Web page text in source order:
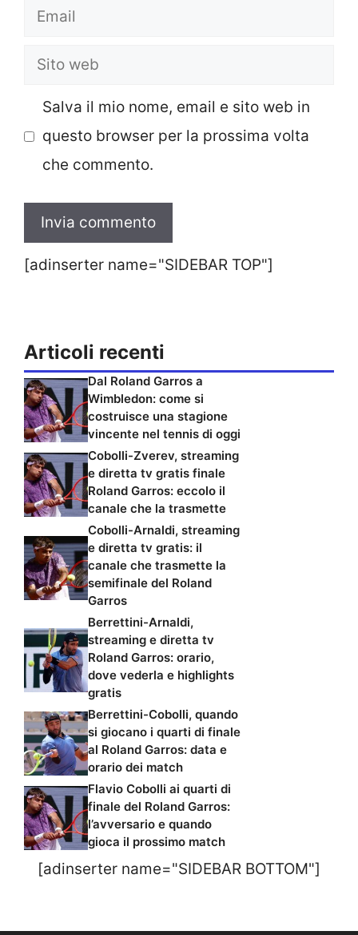
Email
Sito
Salva il mio nome, email e sito web in
questo browser per la prossima volta
che commento.
[adinserter name="SIDEBAR TOP"]
Articoli recenti
Dal Roland Garros a
Wimbledon: come si
costruisce una stagione
vincente nel tennis di oggi
Cobolli-Zverev, streaming
e diretta tv gratis finale
Roland Garros: eccolo il
canale che la trasmette
Cobolli-Arnaldi, streaming
e diretta tv gratis: il
canale che trasmette la
semifinale del Roland
Garros
Berrettini-Arnaldi,
streaming e diretta tv
Roland Garros: orario,
dove vederla e highlights
gratis
Berrettini-Cobolli, quando
si giocano i quarti di finale
al Roland Garros: data e
orario dei match
Flavio Cobolli ai quarti di
finale del Roland Garros:
l’avversario e quando
gioca il prossimo match
[adinserter name="SIDEBAR BOTTOM"]